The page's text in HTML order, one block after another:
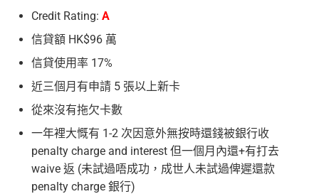
Credit Rating: A
信貸額 HK$96 萬
信貸使用率 17%
近三個月有申請 5 張以上新卡
從來沒有拖欠卡數
一年裡大慨有 1-2 次因意外無按時還錢被銀行收
penalty charge and interest 但一個月內還+有打去
waive 返 (未試過唔成功，成世人未試過俾遲還款
penalty charge 銀行)